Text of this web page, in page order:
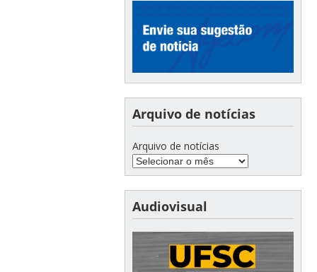
Arquivo de notícias
Arquivo de notícias
Audiovisual